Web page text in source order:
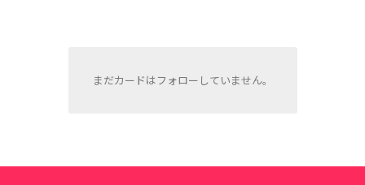
まだカードはフォローしていません。